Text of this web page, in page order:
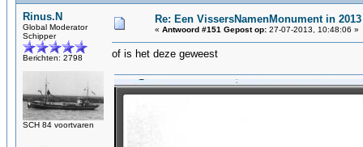
Rinus.N
Global Moderator
Schipper
Berichten: 2798
SCH 84 voortvaren
Re: Een VissersNamenMonument in 2013
« Antwoord #151 Gepost op: 27-07-2013, 10:48:06 »
of is het deze geweest